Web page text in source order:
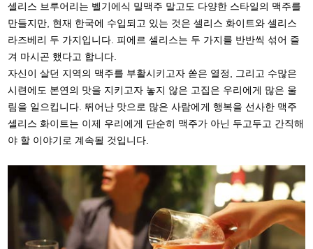
셀리스 브루어리는 벨기에식 밀맥주 말고도 다양한 스타일의 맥주를
만들지만, 현재 한국에 수입되고 있는 것은 셀리스 화이트와 셀리스
라즈베리 두 가지입니다. 피에르 셀리스는 두 가지를 반반씩 섞어 즐
겨 마시곤 했다고 합니다.
자신이 살던 지역의 맥주를 부활시키고자 쏟은 열정, 그리고 수많은
시련에도 본연의 맛을 지키고자 놓지 않은 고집은 우리에게 많은 울
림을 일으킵니다. 뛰어난 맛으로 많은 사람에게 행복을 선사한 맥주
셀리스 화이트는 이제 우리에게 단순히 맥주가 아닌 두고두고 간직해
야 할 이야기로 계속될 것입니다.